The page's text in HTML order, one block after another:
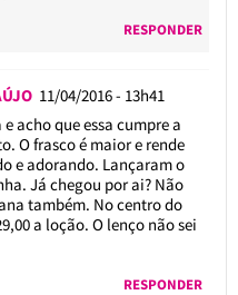
RESPONDER
11/04/2016 - 13h41
acho que essa cumpre a
O frasco é maior e rende
e adorando. Lançaram o
Já chegou por ai? Não
também. No centro do
a loção. O lenço não sei
RESPONDER